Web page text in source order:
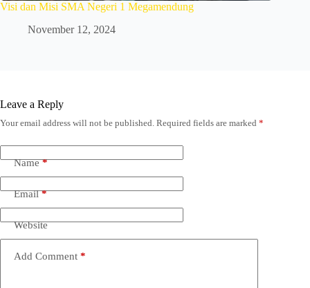
Visi dan Misi SMA Negeri 1 Megamendung
November 12, 2024
Leave a Reply
Your email address will not be published. Required fields are marked *
Name*
Email*
Website
Add Comment *